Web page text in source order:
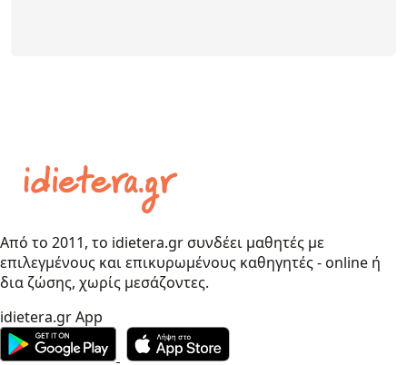
Από το 2011, το idietera.gr συνδέει μαθητές με
επιλεγμένους και επικυρωμένους καθηγητές - online ή
δια ζώσης, χωρίς μεσάζοντες.
idietera.gr App